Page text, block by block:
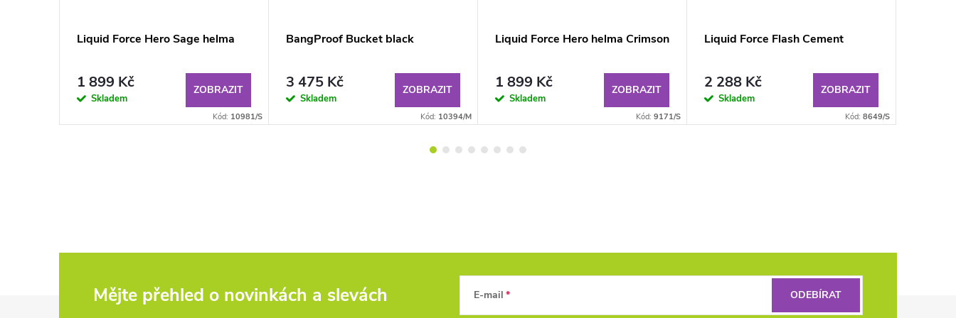
Liquid Force Hero Sage helma
1 899 Kč
Skladem
ZOBRAZIT
Kód: 10981/S
BangProof Bucket black
3 475 Kč
Skladem
ZOBRAZIT
Kód: 10394/M
Liquid Force Hero helma Crimson
1 899 Kč
Skladem
ZOBRAZIT
Kód: 9171/S
Liquid Force Flash Cement
2 288 Kč
Skladem
ZOBRAZIT
Kód: 8649/S
Mějte přehled o novinkách a slevách E-mail ODEBÍRAT